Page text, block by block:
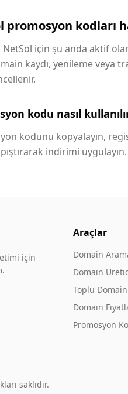
promosyon kodları
NetSol için şu anda aktif
kaydı, yenileme veya
kodu nasıl
kodunu kopyalayın,
indirimi uygulayın.
için
Araçlar
Domain
Domain
Toplu
Domain
Promosyon
saklıdır.